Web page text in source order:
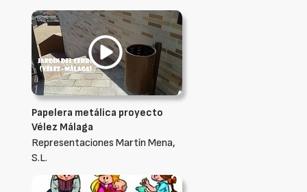
Papelera metálica proyecto
Vélez Málaga
Representaciones Martín Mena,
S.L.